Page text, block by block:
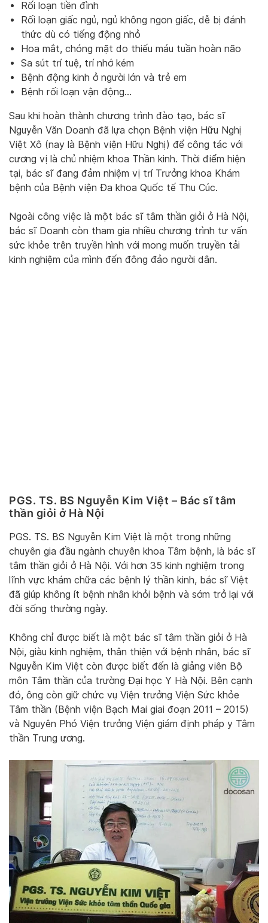
Rối loạn tiền đình
Rối loạn giấc ngủ, ngủ không ngon giấc, dễ bị đánh
thức dù có tiếng động nhỏ
Hoa mắt, chóng mặt do thiếu máu tuần hoàn não
Sa sút trí tuệ, trí nhớ kém
Bệnh động kinh ở người lớn và trẻ em
Bệnh rối loạn vận động…
Sau khi hoàn thành chương trình đào tạo, bác sĩ
Nguyễn Văn Doanh đã lựa chọn Bệnh viện Hữu Nghị
Việt Xô (nay là Bệnh viện Hữu Nghị) để công tác với
cương vị là chủ nhiệm khoa Thần kinh. Thời điểm hiện
tại, bác sĩ đang đảm nhiệm vị trí Trưởng khoa Khám
bệnh của Bệnh viện Đa khoa Quốc tế Thu Cúc.
Ngoài công việc là một bác sĩ tâm thần giỏi ở Hà Nội,
bác sĩ Doanh còn tham gia nhiều chương trình tư vấn
sức khỏe trên truyền hình với mong muốn truyền tải
kinh nghiệm của mình đến đông đảo người dân.
PGS. TS. BS Nguyễn Kim Việt – Bác sĩ tâm
thần giỏi ở Hà Nội
PGS. TS. BS Nguyễn Kim Việt là một trong những
chuyên gia đầu ngành chuyên khoa Tâm bệnh, là bác sĩ
tâm thần giỏi ở Hà Nội. Với hơn 35 kinh nghiệm trong
lĩnh vực khám chữa các bệnh lý thần kinh, bác sĩ Việt
đã giúp không ít bệnh nhân khỏi bệnh và sớm trở lại với
đời sống thường ngày.
Không chỉ được biết là một bác sĩ tâm thần giỏi ở Hà
Nội, giàu kinh nghiệm, thân thiện với bệnh nhân, bác sĩ
Nguyễn Kim Việt còn được biết đến là giảng viên Bộ
môn Tâm thần của trường Đại học Y Hà Nội. Bên cạnh
đó, ông còn giữ chức vụ Viện trưởng Viện Sức khỏe
Tâm thần (Bệnh viện Bạch Mai giai đoạn 2011 – 2015)
và Nguyên Phó Viện trưởng Viện giám định pháp y Tâm
thần Trung ương.